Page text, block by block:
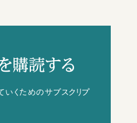
購読する
いくためのサブスクリプ